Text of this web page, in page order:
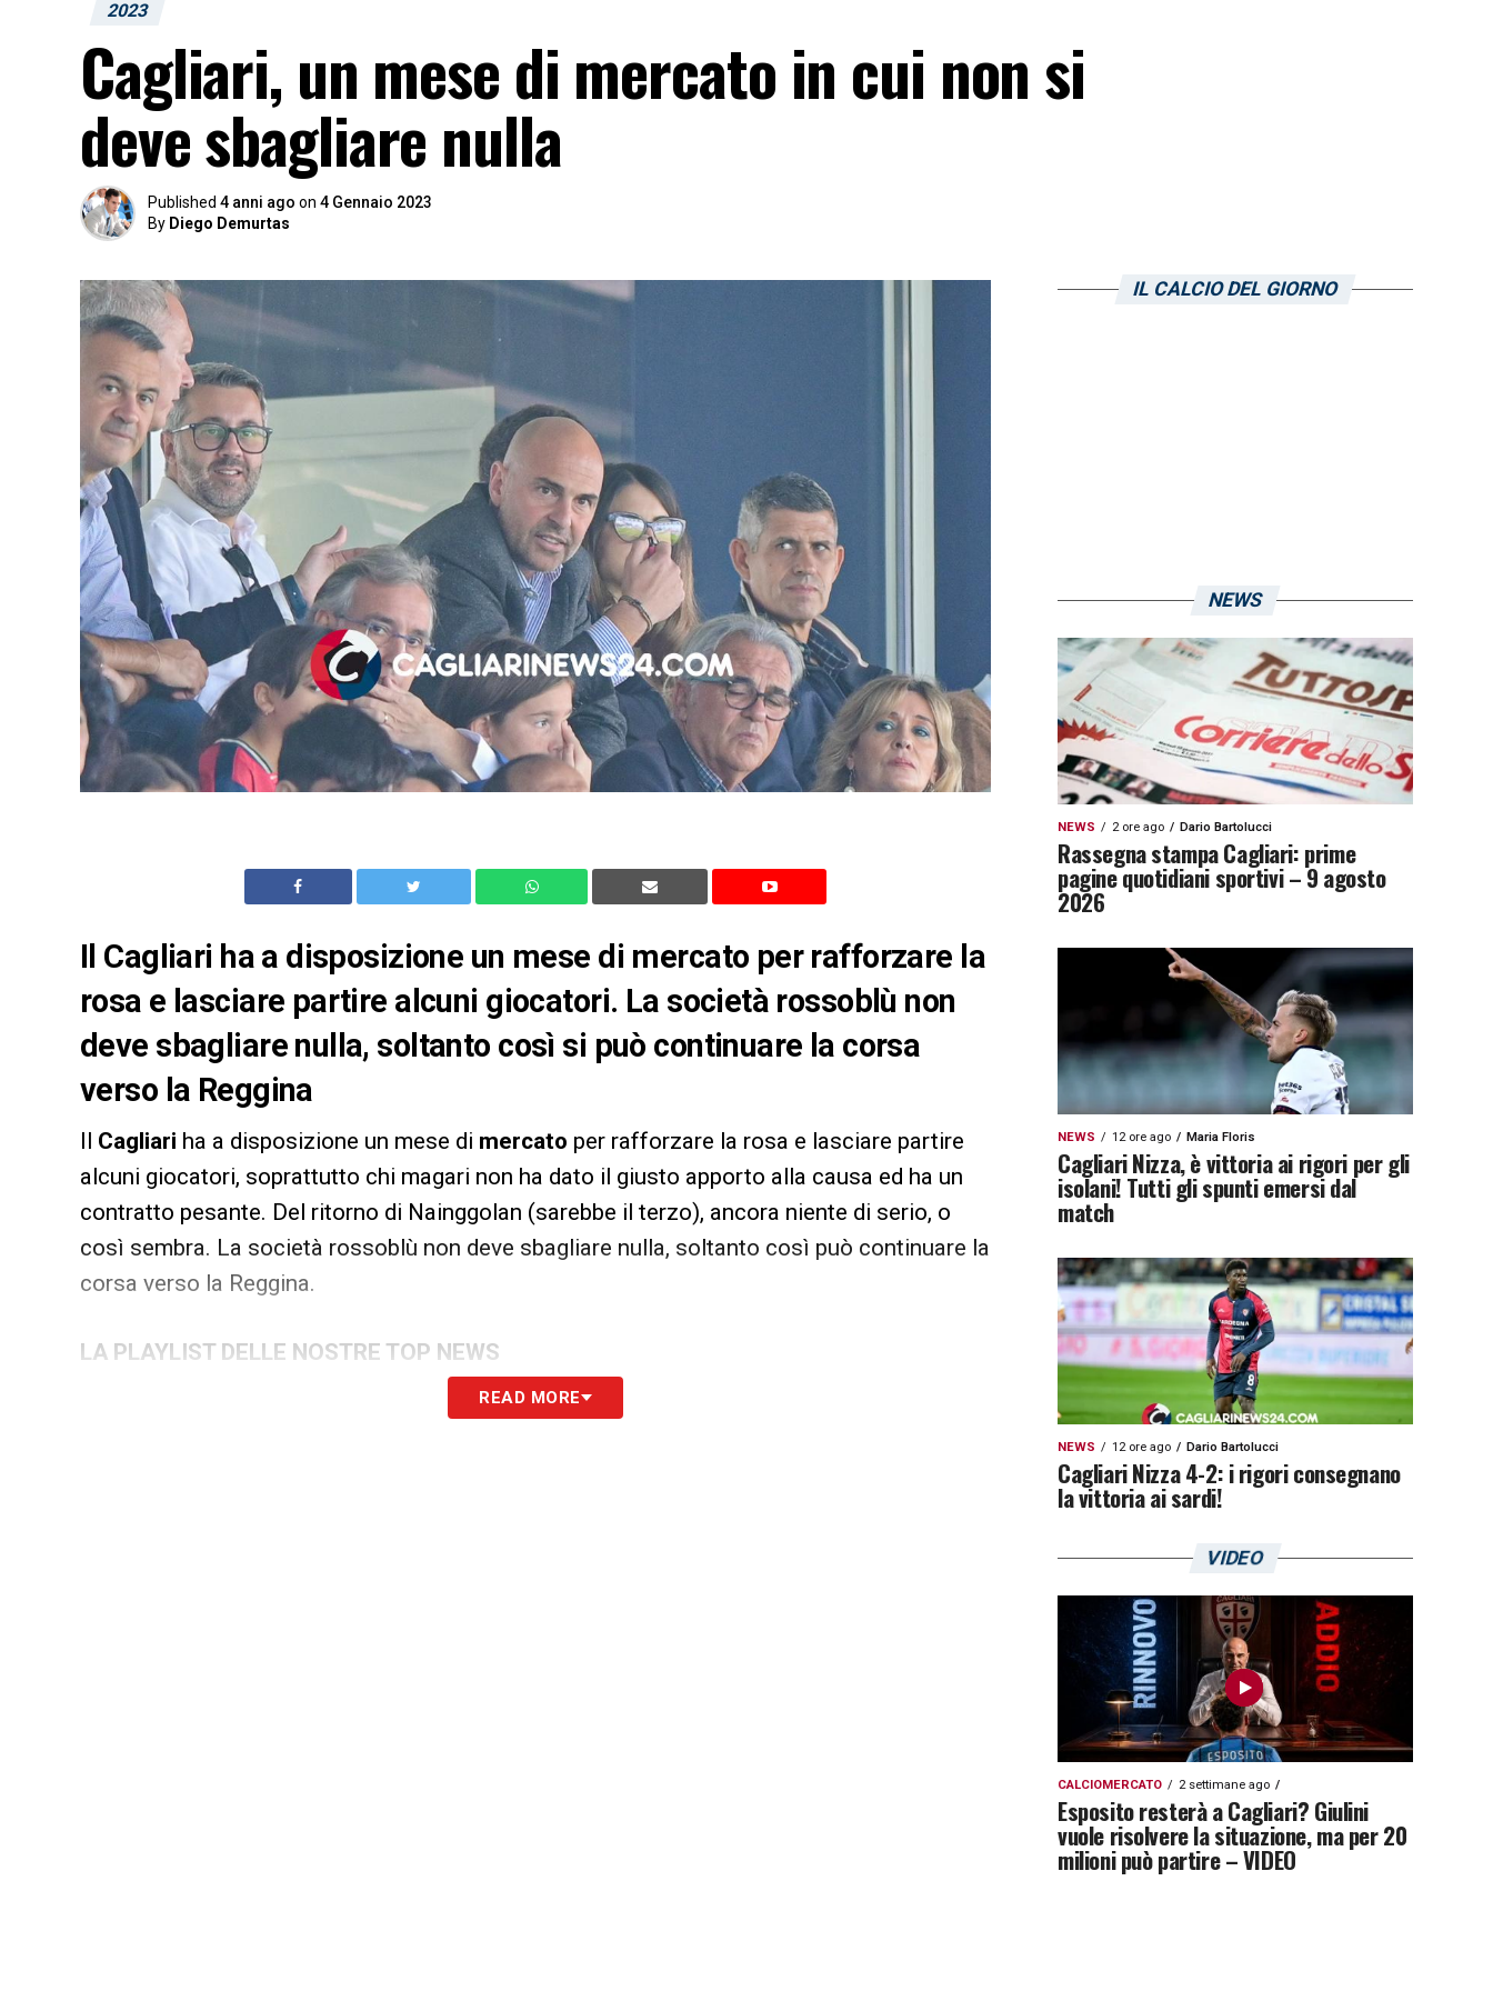
2023
Cagliari, un mese di mercato in cui non si
deve sbagliare nulla
Published 4 anni ago on 4 Gennaio 2023
By Diego Demurtas
Il Cagliari ha a disposizione un mese di mercato per rafforzare la
rosa e lasciare partire alcuni giocatori. La società rossoblù non
deve sbagliare nulla, soltanto così si può continuare la corsa
verso la Reggina
Il Cagliari ha a disposizione un mese di mercato per rafforzare la rosa e lasciare partire
alcuni giocatori, soprattutto chi magari non ha dato il giusto apporto alla causa ed ha un
contratto pesante. Del ritorno di Nainggolan (sarebbe il terzo), ancora niente di serio, o
così sembra. La società rossoblù non deve sbagliare nulla, soltanto così può continuare la
corsa verso la Reggina.
LA PLAYLIST DELLE NOSTRE TOP NEWS
READ MORE
IL CALCIO DEL GIORNO
NEWS
NEWS 2 ore ago Dario Bartolucci
Rassegna stampa Cagliari: prime
pagine quotidiani sportivi – 9 agosto
2026
NEWS 12 ore ago Maria Floris
Cagliari Nizza, è vittoria ai rigori per gli
isolani! Tutti gli spunti emersi dal
match
NEWS 12 ore ago Dario Bartolucci
Cagliari Nizza 4-2: i rigori consegnano
la vittoria ai sardi!
VIDEO
CALCIOMERCATO 2 settimane ago
Esposito resterà a Cagliari? Giulini
vuole risolvere la situazione, ma per 20
milioni può partire – VIDEO